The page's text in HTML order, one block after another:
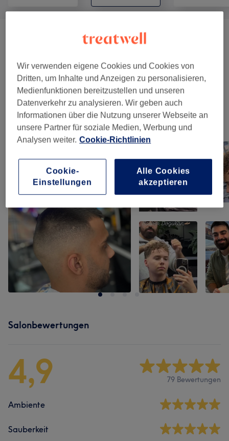
Herren - Haarschnitte & Stylings (5
Kinder - Haarschnitte & Stylings (1) 20 €
Damen - Haarschnitte & Stylings ( 10) ab 18 €
Unsere Arbeit
Bild anklicken für weitere Details
Salonbewertungen
4,9 79 Bewertungen
Ambiente
Sauberkeit
Wir verwenden eigene Cookies und Cookies von
Dritten, um Inhalte und Anzeigen zu personalisieren,
Medienfunktionen bereitzustellen und unseren
Datenverkehr zu analysieren. Wir geben auch
Informationen über die Nutzung unserer Webseite an
unsere Partner für soziale Medien, Werbung und
Analysen weiter. Cookie-Richtlinien
Cookie-
Einstellungen
Alle Cookies
akzeptieren